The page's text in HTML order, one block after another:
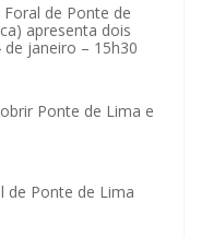
de Ponte de
apresenta dois
janeiro – 15h30
Ponte de Lima e
de Ponte de Lima